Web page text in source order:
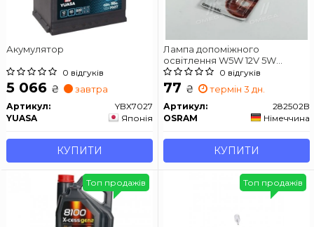
Акумулятор
0 відгуків
5 066 ₴ завтра
Артикул:
YBX7027
YUASA
Японія
КУПИТИ
Лампа допоміжного
освітлення W5W 12V 5W
W2,1X9,5d ORIGINAL LINE (2 шт)
blister
0 відгуків
77 ₴ термін 3 дн.
Артикул:
282502B
OSRAM
Німеччина
КУПИТИ
Топ продажів Топ продажів